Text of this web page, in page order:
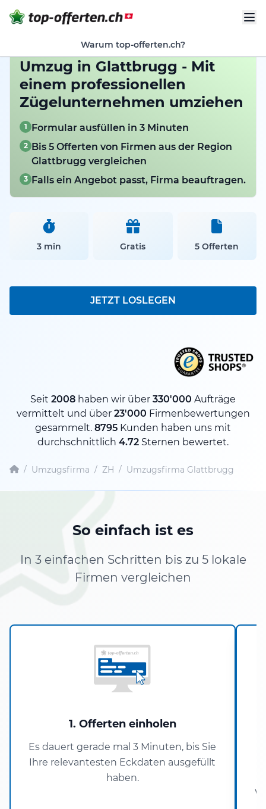
Warum top-offerten.ch?
Umzug in Glattbrugg - Mit
einem professionellen
Zügelunternehmen umziehen
1 Formular ausfüllen in 3 Minuten
2 Bis 5 Offerten von Firmen aus der Region
Glattbrugg vergleichen
3 Falls ein Angebot passt, Firma beauftragen.
3 min Gratis 5 Offerten
JETZT LOSLEGEN
Seit 2008 haben wir über 330'000 Aufträge
vermittelt und über 23'000 Firmenbewertungen
gesammelt. 8795 Kunden haben uns mit
durchschnittlich 4.72 Sternen bewertet.
/ Umzugsfirma / ZH / Umzugsfirma Glattbrugg
So einfach ist es
In 3 einfachen Schritten bis zu 5 lokale
Firmen vergleichen
1. Offerten einholen
Es dauert gerade mal 3 Minuten, bis Sie
Ihre relevantesten Eckdaten ausgefüllt
haben.